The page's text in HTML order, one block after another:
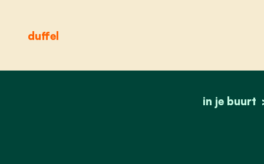
duffel
in je buurt